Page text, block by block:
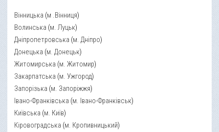
Вінницька (м .Вінниця)
Волинська (м. Луцьк)
Дніпропетровська (м. Дніпро)
Донецька (м. Донецьк)
Житомирська (м. Житомир)
Закарпатська (м. Ужгород)
Запорізька (м. Запоріжжя)
Івано-Франківська (м. Івано-Франківськ)
Київська (м. Київ)
Кіровоградська (м. Кропивницький)